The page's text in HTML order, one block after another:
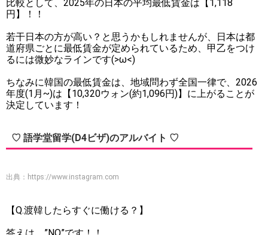
比較として、2025年の日本の平均最低賃金は【1,118
円】！！
若干日本の方が高い？と思うかもしれませんが、日本は都
道府県ごとに最低賃金が定められているため、甲乙をつけ
るには微妙なラインです(>ω<)
ちなみに韓国の最低賃金は、地域問わず全国一律で、2026
年度(1月~)は【10,320ウォン(約1,096円)】に上がることが
決定しています！
♡ 語学堂留学(D4ビザ)のアルバイト ♡
出典： https://www.instagram.com
【Q.渡韓したらすぐに働ける？】